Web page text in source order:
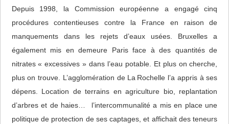
Depuis 1998, la Commission européenne a engagé cinq
procédures contentieuses contre la France en raison de
manquements dans les rejets d’eaux usées. Bruxelles a
également mis en demeure Paris face à des quantités de
nitrates « excessives » dans l’eau potable. Et plus on cherche,
plus on trouve. L’agglomération de La Rochelle l’a appris à ses
dépens. Location de terrains en agriculture bio, replantation
d’arbres et de haies… l’intercommunalité a mis en place une
politique de protection de ses captages, et affichait des teneurs